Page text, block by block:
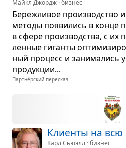
Майкл Джордж · бизнес
Береж­ли­вое про­из­вод­ство
методы появи­лись в конце
в сфере про­из­вод­ства, с
лен­ные гиганты
ный про­цесс и зани­ма­лись
про­дук­ции...
Партнёрский пересказ
Кли­енты на всю
Карл Сьюэлл · бизнес